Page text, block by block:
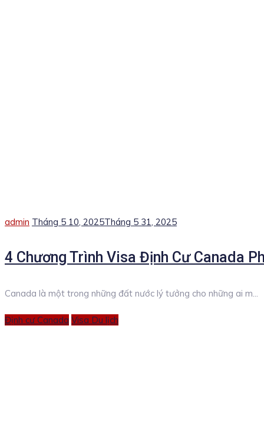
Author
admin Posted
Tháng 5 10, 2025Tháng 5 31, 2025
4 Chương Trình Visa Định Cư Canada
Canada là một trong những đất nước lý tưởng cho những ai m...
Categories
Định cư Canada Visa Du lịch